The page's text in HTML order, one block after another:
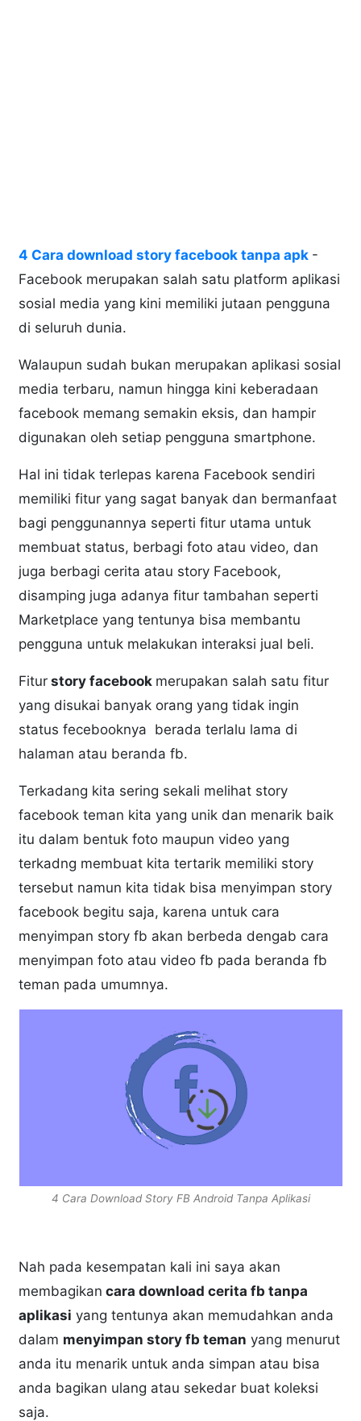
4 Cara download story facebook tanpa apk -
Facebook merupakan salah satu platform aplikasi
sosial media yang kini memiliki jutaan pengguna
di seluruh dunia.
Walaupun sudah bukan merupakan aplikasi sosial
media terbaru, namun hingga kini keberadaan
facebook memang semakin eksis, dan hampir
digunakan oleh setiap pengguna smartphone.
Hal ini tidak terlepas karena Facebook sendiri
memiliki fitur yang sagat banyak dan bermanfaat
bagi penggunannya seperti fitur utama untuk
membuat status, berbagi foto atau video, dan
juga berbagi cerita atau story Facebook,
disamping juga adanya fitur tambahan seperti
Marketplace yang tentunya bisa membantu
pengguna untuk melakukan interaksi jual beli.
Fitur story facebook merupakan salah satu fitur
yang disukai banyak orang yang tidak ingin
status fecebooknya berada terlalu lama di
halaman atau beranda fb.
Terkadang kita sering sekali melihat story
facebook teman kita yang unik dan menarik baik
itu dalam bentuk foto maupun video yang
terkadng membuat kita tertarik memiliki story
tersebut namun kita tidak bisa menyimpan story
facebook begitu saja, karena untuk cara
menyimpan story fb akan berbeda dengab cara
menyimpan foto atau video fb pada beranda fb
teman pada umumnya.
4 Cara Download Story FB Android Tanpa Aplikasi
Nah pada kesempatan kali ini saya akan
membagikan cara download cerita fb tanpa
aplikasi yang tentunya akan memudahkan anda
dalam menyimpan story fb teman yang menurut
anda itu menarik untuk anda simpan atau bisa
anda bagikan ulang atau sekedar buat koleksi
saja.